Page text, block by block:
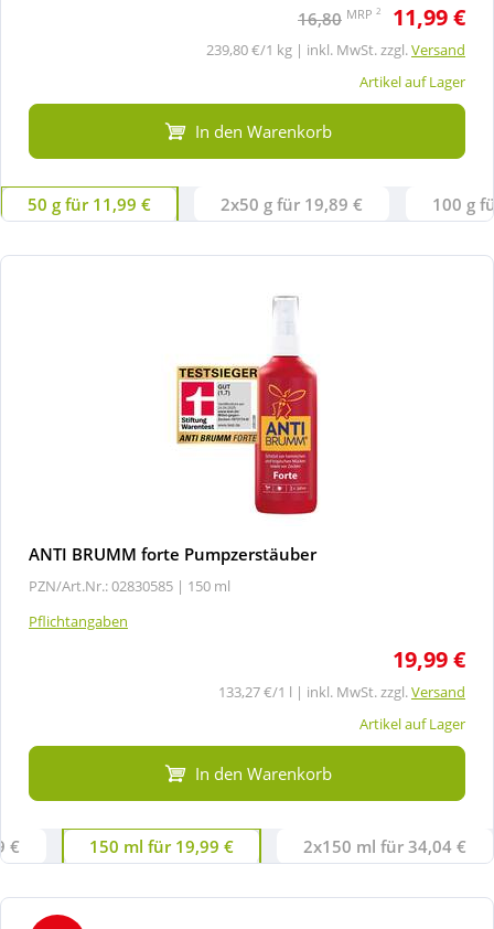
16,80 MRP 2 11,99 €
239,80 €/1 kg | inkl. MwSt. zzgl.Versand
Artikel auf Lager
In den Warenkorb
50 g für 11,99 € 2x50 g für 19,89 € 100 g
ANTI BRUMM forte Pumpzerstäuber
PZN/Art.Nr.: 02830585 | 150 ml
Pflichtangaben
19,99 €
133,27 €/1 l | inkl. MwSt. zzgl.Versand
Artikel auf Lager
In den Warenkorb
€ 150 ml für 19,99 € 2x150 ml für 34,04 €